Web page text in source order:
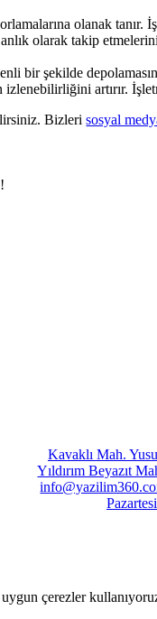
olanak
olarak takip
bir şekilde
artırır.
Bizlerisosyal
Kavaklı Mah.
Yıldırım Beyazıt
çerezler